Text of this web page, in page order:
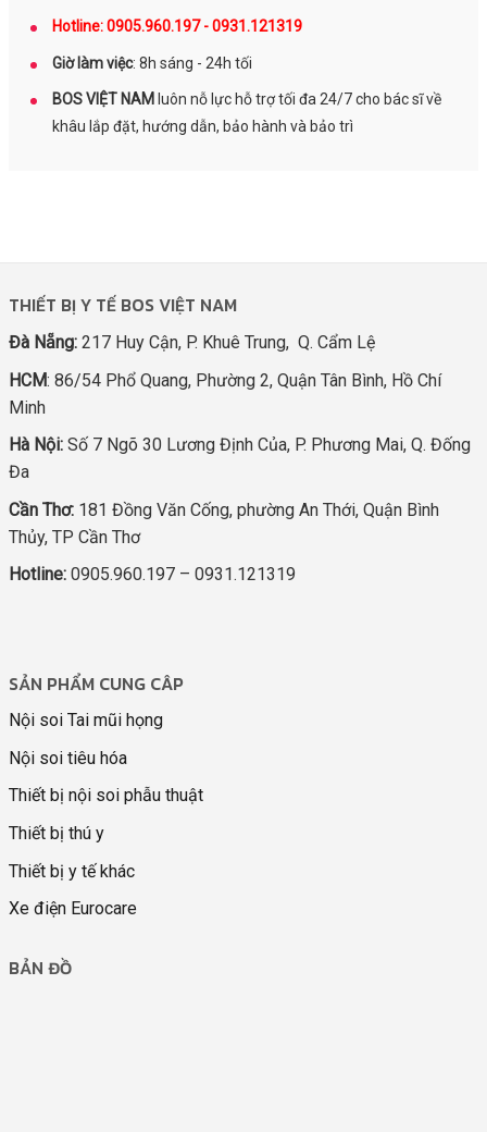
Hotline: 0905.960.197 - 0931.121319
Giờ làm việc: 8h sáng - 24h tối
BOS VIỆT NAM luôn nỗ lực hỗ trợ tối đa 24/7 cho bác sĩ về
khâu lắp đặt, hướng dẫn, bảo hành và bảo trì
THIẾT BỊ Y TẾ BOS VIỆT NAM
Đà Nẵng: 217 Huy Cận, P. Khuê Trung, Q. Cẩm Lệ
HCM: 86/54 Phổ Quang, Phường 2, Quận Tân Bình, Hồ Chí
Minh
Hà Nội: Số 7 Ngõ 30 Lương Định Của, P. Phương Mai, Q. Đống
Đa
Cần Thơ: 181 Đồng Văn Cống, phường An Thới, Quận Bình
Thủy, TP Cần Thơ
Hotline: 0905.960.197 – 0931.121319
SẢN PHẨM CUNG CÂP
Nội soi Tai mũi họng
Nội soi tiêu hóa
Thiết bị nội soi phẫu thuật
Thiết bị thú y
Thiết bị y tế khác
Xe điện Eurocare
BẢN ĐỒ